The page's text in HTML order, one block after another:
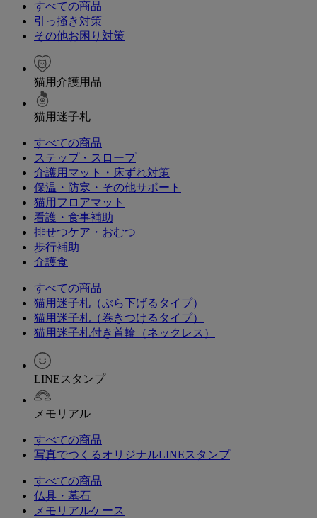
すべての商品
引っ掻き対策
その他お困り対策
猫用介護用品
猫用迷子札
すべての商品
ステップ・スロープ
介護用マット・床ずれ対策
保温・防寒・その他サポート
猫用フロアマット
看護・食事補助
排せつケア・おむつ
歩行補助
介護食
すべての商品
猫用迷子札（ぶら下げるタイプ）
猫用迷子札（巻きつけるタイプ）
猫用迷子札付き首輪（ネックレス）
LINEスタンプ
メモリアル
すべての商品
写真でつくるオリジナルLINEスタンプ
すべての商品
仏具・墓石
メモリアルケース